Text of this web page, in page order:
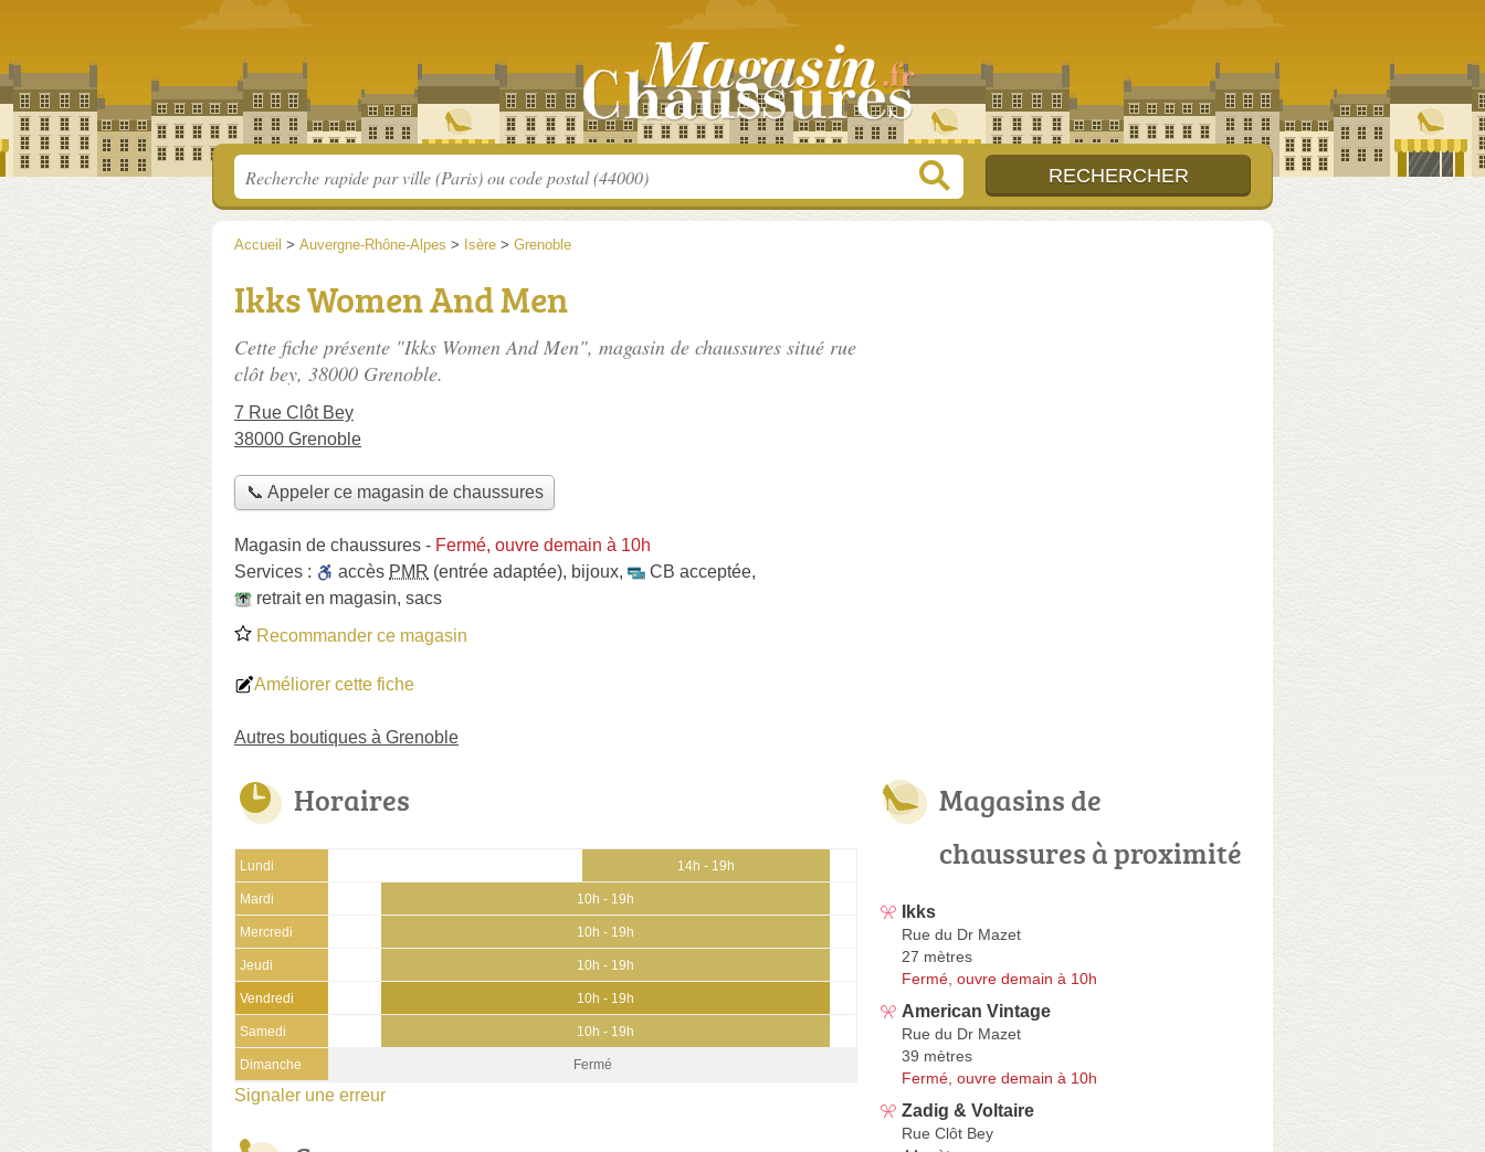
Accueil > Auvergne-Rhône-Alpes > Isère > Grenoble
Ikks Women And Men
Cette fiche présente "Ikks Women And Men", magasin de chaussures situé rue
clôt bey, 38000 Grenoble.
7 Rue Clôt Bey
38000 Grenoble
📞 Appeler ce magasin de chaussures
Magasin de chaussures - Fermé, ouvre demain à 10h
Services :
accès PMR (entrée adaptée), bijoux, CB acceptée,
retrait en magasin, sacs
Recommander ce magasin
Améliorer cette fiche
Autres boutiques à Grenoble
Horaires
Lundi 14h - 19h
Mardi 10h - 19h
Mercredi 10h - 19h
Jeudi 10h - 19h
Vendredi 10h - 19h
Samedi 10h - 19h
Dimanche Fermé
Signaler une erreur
Magasins de
chaussures à proximité
Ikks
Rue du Dr Mazet
27 mètres
Fermé, ouvre demain à 10h
American Vintage
Rue du Dr Mazet
39 mètres
Fermé, ouvre demain à 10h
Zadig & Voltaire
Rue Clôt Bey